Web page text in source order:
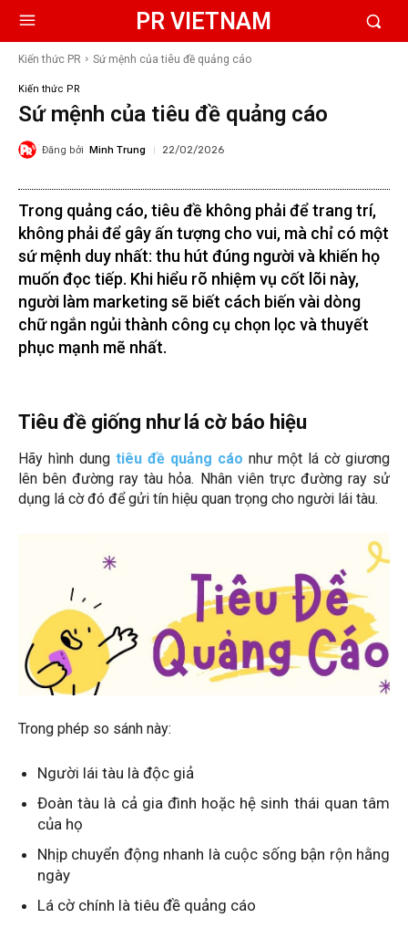
PR VIETNAM
Kiến thức PR Sứ mệnh của tiêu đề quảng cáo
Kiến thức PR
Sứ mệnh của tiêu đề quảng cáo
Đăng bởi Minh Trung 22/02/2026
Trong quảng cáo, tiêu đề không phải để trang trí,
không phải để gây ấn tượng cho vui, mà chỉ có một
sứ mệnh duy nhất: thu hút đúng người và khiến họ
muốn đọc tiếp. Khi hiểu rõ nhiệm vụ cốt lõi này,
người làm marketing sẽ biết cách biến vài dòng
chữ ngắn ngủi thành công cụ chọn lọc và thuyết
phục mạnh mẽ nhất.
Tiêu đề giống như lá cờ báo hiệu
Hãy hình dung tiêu đề quảng cáo như một lá cờ giương
lên bên đường ray tàu hỏa. Nhân viên trực đường ray sử
dụng lá cờ đó để gửi tín hiệu quan trọng cho người lái tàu.
Trong phép so sánh này:
Người lái tàu là độc giả
Đoàn tàu là cả gia đình hoặc hệ sinh thái quan tâm
của họ
Nhịp chuyển động nhanh là cuộc sống bận rộn hằng
ngày
Lá cờ chính là tiêu đề quảng cáo